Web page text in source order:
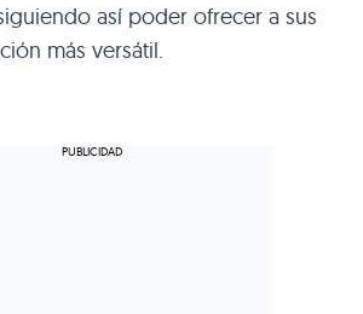
así poder ofrecer a sus
más versátil.